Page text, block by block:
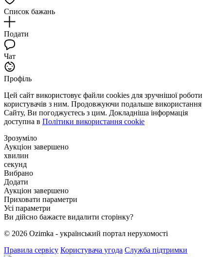
Список бажань
Подати
Чат
Профіль
Цей сайт використовує файли cookies для зручнішої роботи
користувачів з ним. Продовжуючи подальше використання
Сайту, Ви погоджуєтесь з цим. Докладніша інформація
доступна в Політики використання cookie
Зрозуміло
Аукціон завершено
хвилин
секунд
Вибрано
Додати
Аукціон завершено
Приховати параметри
Усі параметри
Ви дійсно бажаєте видалити сторінку?
© 2026 Ozimka - український портал нерухомості
Правила сервісу Користувача угода Служба підтримки